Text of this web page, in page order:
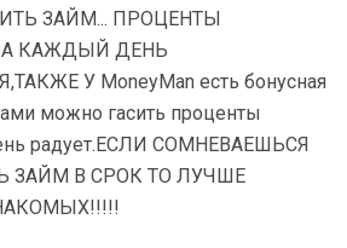
ЗАЙМ... ПРОЦЕНТЫ
КАЖДЫЙ ДЕНЬ
У MoneyMan есть бонусная
можно гасить проценты
радует.ЕСЛИ СОМНЕВАЕШЬСЯ
ЗАЙМ В СРОК ТО ЛУЧШЕ